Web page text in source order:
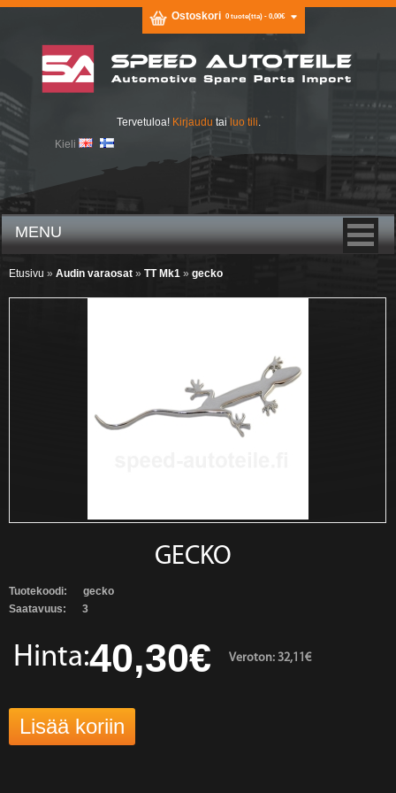
Ostoskori 0 tuote(tta) - 0,00€
Tervetuloa! Kirjaudu tai luo tili.
Kieli
MENU
Etusivu »Audin varaosat »TT Mk1 »gecko
GECKO
Tuotekoodi:
gecko
Saatavuus:
3
Hinta:40,30€ Veroton: 32,11€